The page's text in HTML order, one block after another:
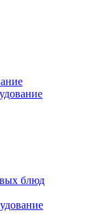
блюд